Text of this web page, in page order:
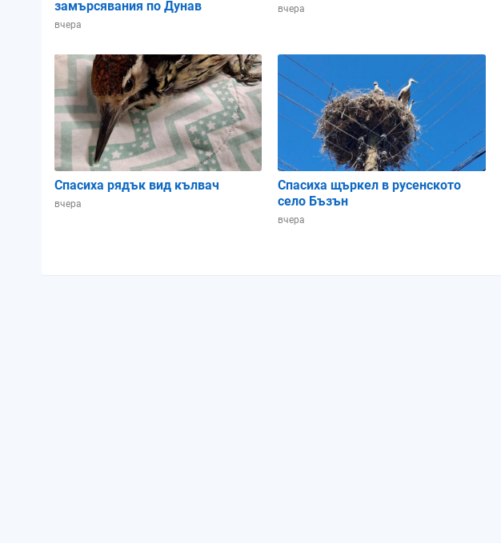
замърсявания по Дунав
вчера
вчера
Спасиха рядък вид кълвач
вчера
Спасиха щъркел в русенското
село Бъзън
вчера